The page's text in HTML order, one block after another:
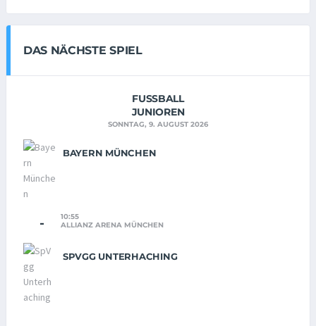
DAS NÄCHSTE SPIEL
FUSSBALL
JUNIOREN
SONNTAG, 9. AUGUST 2026
BAYERN MÜNCHEN
-
10:55
ALLIANZ ARENA MÜNCHEN
SPVGG UNTERHACHING